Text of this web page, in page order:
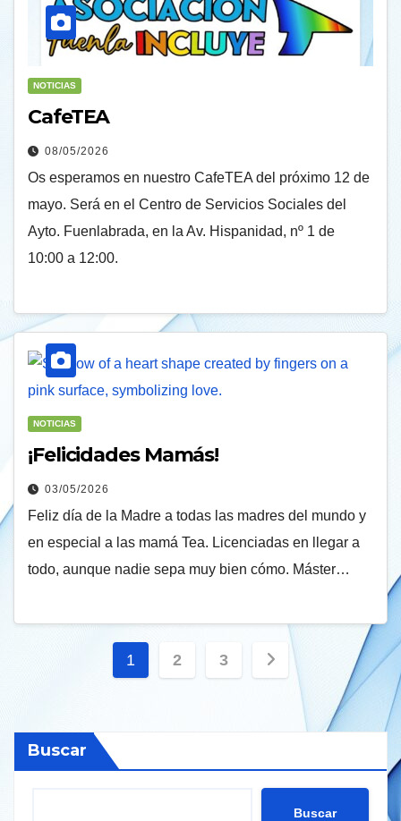
NOTICIAS
CafeTEA
08/05/2026
Os esperamos en nuestro CafeTEA del próximo 12 de
mayo. Será en el Centro de Servicios Sociales del
Ayto. Fuenlabrada, en la Av. Hispanidad, nº 1 de
10:00 a 12:00.
NOTICIAS
¡Felicidades Mamás!
03/05/2026
Feliz día de la Madre a todas las madres del mundo y
en especial a las mamá Tea. Licenciadas en llegar a
todo, aunque nadie sepa muy bien cómo. Máster…
Paginación
1 2 3
Buscar
Buscar